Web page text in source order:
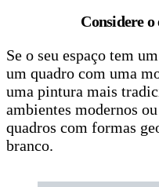
Considere
Se o seu espaço tem
um quadro com uma
uma pintura mais
ambientes modernos
quadros com formas
branco.